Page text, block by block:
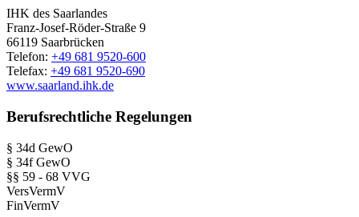
IHK des Saarlandes
Franz-Josef-Röder-Straße 9
66119 Saarbrücken
Telefon: +49 681 9520-600
Telefax: +49 681 9520-690
www.saarland.ihk.de
Berufsrechtliche Regelungen
§ 34d GewO
§ 34f GewO
§§ 59 - 68 VVG
VersVermV
FinVermV